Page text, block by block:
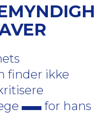
finder ikke
for hans